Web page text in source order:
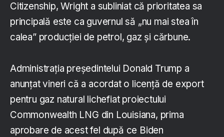
Citizenship, Wright a subliniat că prioritatea sa
principală este ca guvernul să „nu mai stea în
calea” producției de petrol, gaz și cărbune.
Administrația președintelui Donald Trump a
anunțat vineri că a acordat o licență de export
pentru gaz natural lichefiat proiectului
Commonwealth LNG din Louisiana, prima
aprobare de acest fel după ce Biden